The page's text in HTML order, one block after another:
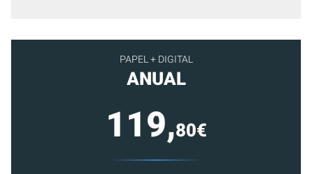
PAPEL + DIGITAL
ANUAL
119,80€